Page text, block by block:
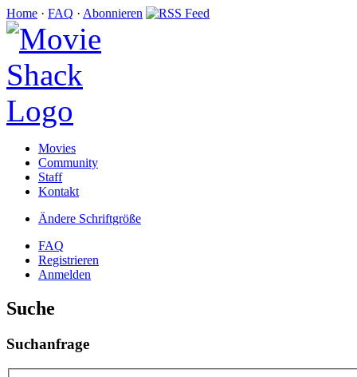
Home · FAQ · Abonnieren
Movies
Community
Staff
Kontakt
Ändere Schriftgröße
FAQ
Registrieren
Anmelden
Suche
Suchanfrage